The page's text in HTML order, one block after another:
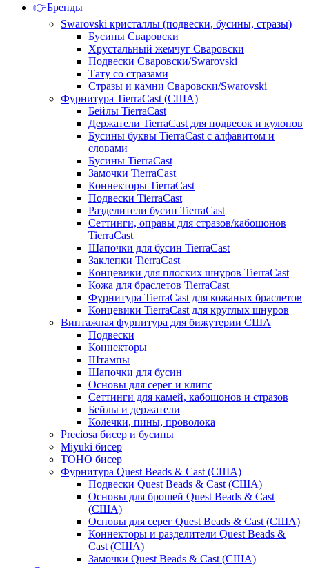
👉Бренды
Swarovski кристаллы (подвески, бусины, стразы)
Бусины Сваровски
Хрустальный жемчуг Сваровски
Подвески Сваровски/Swarovski
Тату со стразами
Стразы и камни Сваровски/Swarovski
Фурнитура TierraCast (США)
Бейлы TierraCast
Держатели TierraCast для подвесок и кулонов
Бусины буквы TierraCast с алфавитом и
словами
Бусины TierraCast
Замочки TierraCast
Коннекторы TierraCast
Подвески TierraCast
Разделители бусин TierraCast
Сеттинги, оправы для стразов/кабошонов
TierraCast
Шапочки для бусин TierraCast
Заклепки TierraCast
Концевики для плоских шнуров TierraCast
Кожа для браслетов TierraCast
Фурнитура TierraCast для кожаных браслетов
Концевики TierraCast для круглых шнуров
Винтажная фурнитура для бижутерии США
Подвески
Коннекторы
Штампы
Шапочки для бусин
Основы для серег и клипс
Сеттинги для камей, кабошонов и стразов
Бейлы и держатели
Колечки, пины, проволока
Preciosa бисер и бусины
Miyuki бисер
TOHO бисер
Фурнитура Quest Beads & Cast (США)
Подвески Quest Beads & Cast (США)
Основы для брошей Quest Beads & Cast
(США)
Основы для серег Quest Beads & Cast (США)
Коннекторы и разделители Quest Beads &
Cast (США)
Замочки Quest Beads & Cast (США)